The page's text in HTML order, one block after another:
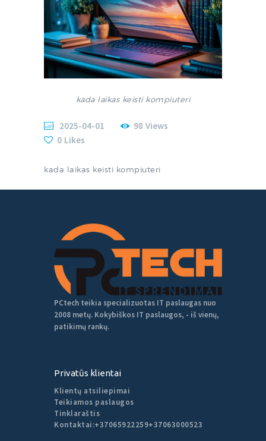
kada laikas keisti kompiuteri
2025-04-01 98 Views
0 Likes
kada laikas keisti kompiuteri
PCtech teikia specializuotas IT paslaugas nuo
2008 metų. Kokybiškos IT paslaugos, - iš vienų,
patikimų rankų.
Privatūs klientai
Klientų atsiliepimai
Teikiamos paslaugos
Tinklaraštis
Kontaktai:+37065922259+37063000523